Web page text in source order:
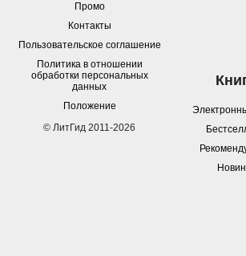
Промо
Контакты
Пользовательское соглашение
Политика в отношении
обработки персональных
данных
Положение
© ЛитГид 2011-2026